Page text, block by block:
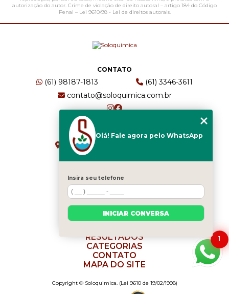
autorização do autor. Crime de violação de direito autoral – artigo 184 do Código
Penal – Lei 9610/98 - Lei de direitos autorais.
CONTATO
(61) 98187-1813
(61) 3346-3611
contato@soloquimica.com.br
ENDEREÇO
CRS 511 Sul, Bl B, Sl 49 - Asa Sul
Brasília - DF - CEP: 70361-520
HOME
EMPRESA
SERVIÇOS
RESULTADOS
CATEGORIAS
CONTATO
MAPA DO SITE
Copyright © Soloquimica. (Lei 9610 de 19/02/1998)
1
Olá! Fale agora pelo WhatsApp
Insira seu telefone
INICIAR CONVERSA